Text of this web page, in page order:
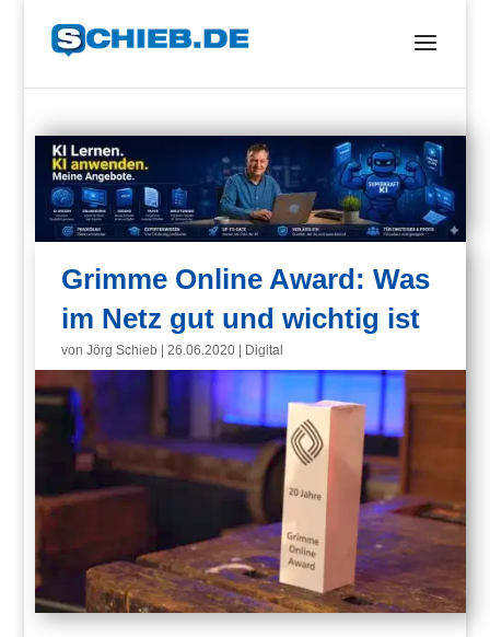
Grimme Online Award: Was
im Netz gut und wichtig ist
vonJörg Schieb |26.06.2020 Digital